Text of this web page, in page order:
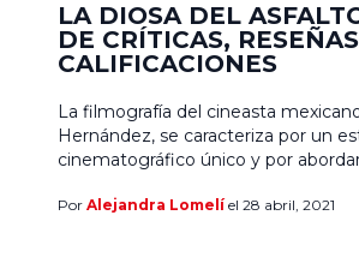
LA DIOSA DEL
DE CRÍTICAS,
CALIFICACIONES
La filmografía del cineasta
Hernández, se caracteriza por un
cinematográfico único y por
dirigido seis largometrajes y más de
Por Alejandra Lomelíel 28 abril, 2021